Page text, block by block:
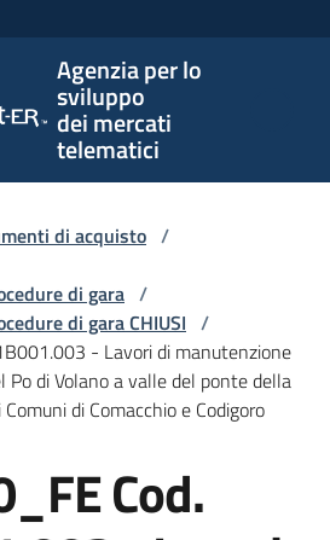
Agenzia per lo
sviluppo
dei mercati
telematici
lo
di acquisto /
di gara /
di gara CHIUSI /
- Lavori di manutenzione
Po di Volano a valle del ponte della
di Comacchio e Codigoro
Cod.